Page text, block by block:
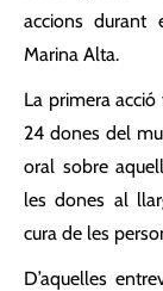
accions durant
Marina Alta.
La primera acció
24 dones del
oral sobre
les dones al
cura de les
D’aquelles